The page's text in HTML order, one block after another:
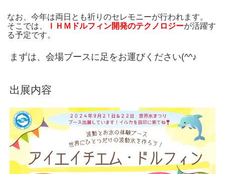
なお、今年は両日とも祈りのセレモニーが行われます。
そこでは、
ＩＨＭドルフィン開発のテクノロジーが活躍す
る予定です。
まずは、会場ブースに足をお運びください(^^♪
出展内容